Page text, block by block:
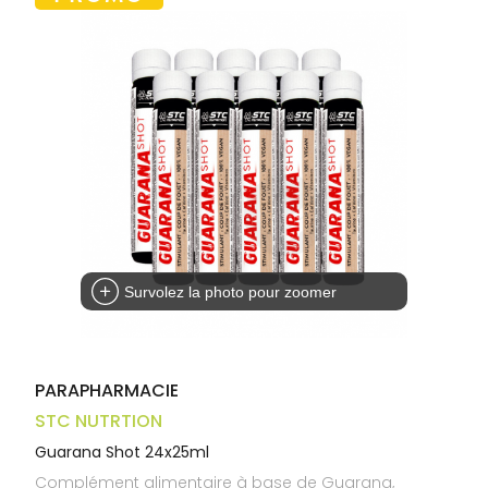
alimentaires
médicaux
CHEVEUX
Corps
Homme
Solaire
Visage
VOTRE
Survolez la photo pour zoomer
PARAPHARMACIE
STC NUTRTION
Guarana Shot 24x25ml
Complément alimentaire à base de Guarana,